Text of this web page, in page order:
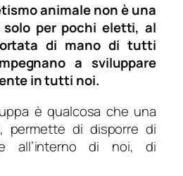
animale non è una
solo per pochi eletti, al
di mano di tutti
a sviluppare
in tutti noi.
è qualcosa che una
permette di disporre di
all’interno di noi, di